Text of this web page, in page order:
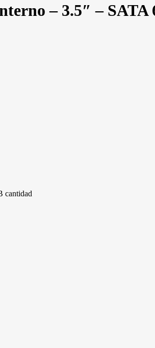
– 3.5″ – SATA
cantidad